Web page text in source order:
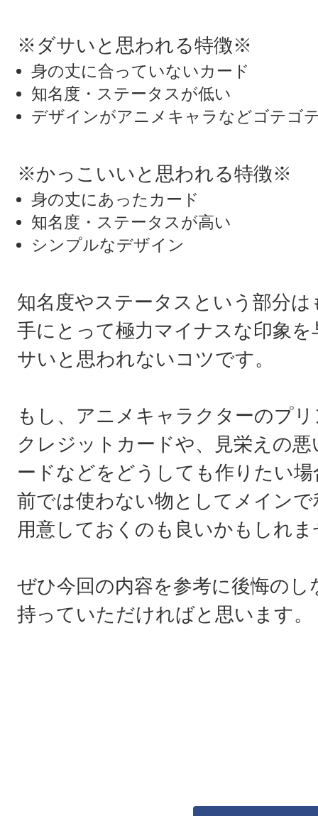
※ダサいと思われる特徴※
身の丈に合っていないカード
知名度・ステータスが低い
デザインがアニメキャラなどゴテゴ
※かっこいいと思われる特徴※
身の丈にあったカード
知名度・ステータスが高い
シンプルなデザイン
知名度やステータスという部分
手にとって極力マイナスな印象
サいと思われないコツです。
もし、アニメキャラクターのプ
クレジットカードや、見栄えの
ードなどをどうしても作りたい
前では使わない物としてメイン
用意しておくのも良いかもしれ
ぜひ今回の内容を参考に後悔の
持っていただければと思います。